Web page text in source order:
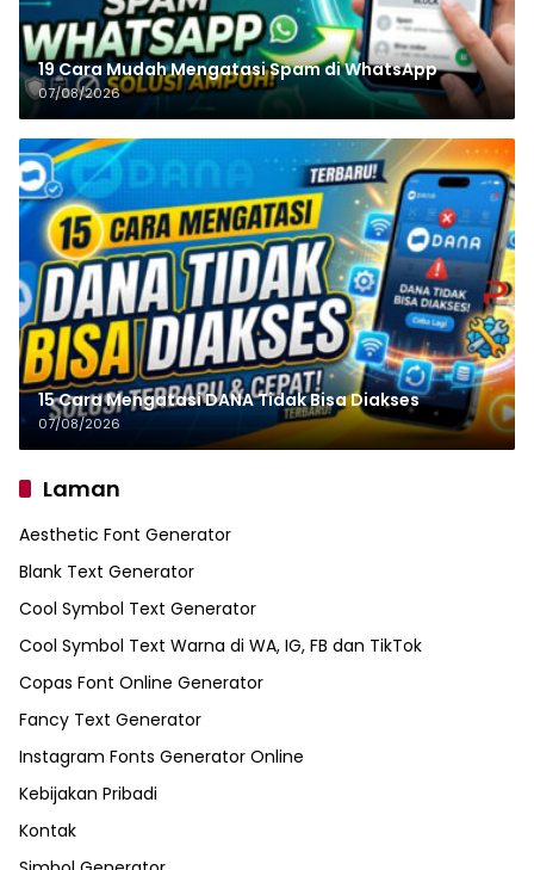
19 Cara Mudah Mengatasi Spam di WhatsApp
07/08/2026
15 Cara Mengatasi DANA Tidak Bisa Diakses
07/08/2026
Laman
Aesthetic Font Generator
Blank Text Generator
Cool Symbol Text Generator
Cool Symbol Text Warna di WA, IG, FB dan TikTok
Copas Font Online Generator
Fancy Text Generator
Instagram Fonts Generator Online
Kebijakan Pribadi
Kontak